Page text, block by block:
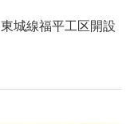
城線福平工区開設